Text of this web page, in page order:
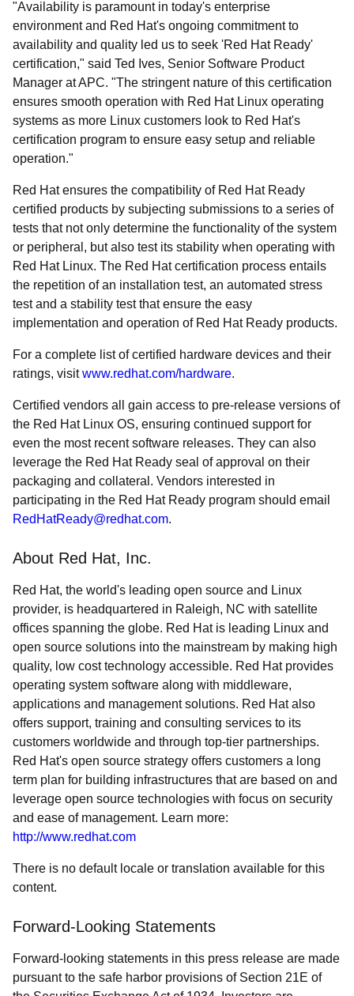
"Availability is paramount in today's enterprise
environment and Red Hat's ongoing commitment to
availability and quality led us to seek 'Red Hat Ready'
certification," said Ted Ives, Senior Software Product
Manager at APC. "The stringent nature of this certification
ensures smooth operation with Red Hat Linux operating
systems as more Linux customers look to Red Hat's
certification program to ensure easy setup and reliable
operation."
Red Hat ensures the compatibility of Red Hat Ready
certified products by subjecting submissions to a series of
tests that not only determine the functionality of the system
or peripheral, but also test its stability when operating with
Red Hat Linux. The Red Hat certification process entails
the repetition of an installation test, an automated stress
test and a stability test that ensure the easy
implementation and operation of Red Hat Ready products.
For a complete list of certified hardware devices and their
ratings, visitwww.redhat.com/hardware.
Certified vendors all gain access to pre-release versions of
the Red Hat Linux OS, ensuring continued support for
even the most recent software releases. They can also
leverage the Red Hat Ready seal of approval on their
packaging and collateral. Vendors interested in
participating in the Red Hat Ready program should email
RedHatReady@redhat.com.
About Red Hat, Inc.
Red Hat, the world's leading open source and Linux
provider, is headquartered in Raleigh, NC with satellite
offices spanning the globe. Red Hat is leading Linux and
open source solutions into the mainstream by making high
quality, low cost technology accessible. Red Hat provides
operating system software along with middleware,
applications and management solutions. Red Hat also
offers support, training and consulting services to its
customers worldwide and through top-tier partnerships.
Red Hat's open source strategy offers customers a long
term plan for building infrastructures that are based on and
leverage open source technologies with focus on security
and ease of management. Learn more:
http://www.redhat.com
There is no default locale or translation available for this
content.
Forward-Looking Statements
Forward-looking statements in this press release are made
pursuant to the safe harbor provisions of Section 21E of